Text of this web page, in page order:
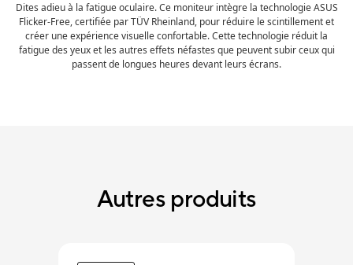
Dites adieu à la fatigue oculaire. Ce moniteur intègre la technologie ASUS
Flicker-Free, certifiée par TÜV Rheinland, pour réduire le scintillement et
créer une expérience visuelle confortable. Cette technologie réduit la
fatigue des yeux et les autres effets néfastes que peuvent subir ceux qui
passent de longues heures devant leurs écrans.
Autres produits